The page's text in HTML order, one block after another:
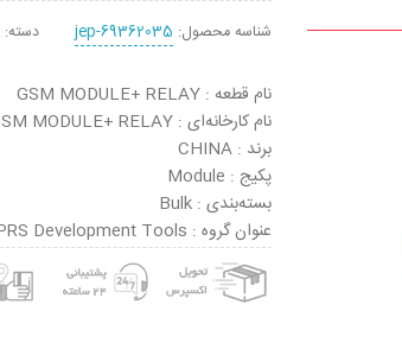
شناسه محصول: jep-69362035 دسته:
نام قطعه : GSM MODULE+ RELAY
نام کارخانه‌ای : GSM MODULE+ RELAY
برند : CHINA
پکیج : Module
بسته‌بندی : Bulk
عنوان گروه : GPS/ GPRS Development Tools